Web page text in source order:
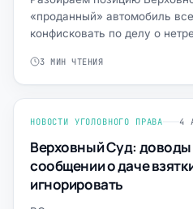
«проданный» автомобиль
конфисковать по делу о
3 МИН ЧТЕНИЯ
НОВОСТИ УГОЛОВНОГО ПРАВА 4
Верховный Суд:
сообщении о даче
игнорировать